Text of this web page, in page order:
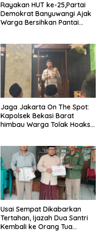
Rayakan HUT ke-25,Partai
Demokrat Banyuwangi Ajak
Warga Bersihkan Pantai
Jaga Jakarta On The Spot:
Kapolsek Bekasi Barat
himbau Warga Tolak Hoaks
Usai Sempat Dikabarkan
Tertahan, Ijazah Dua Santri
Kembali ke Orang Tua